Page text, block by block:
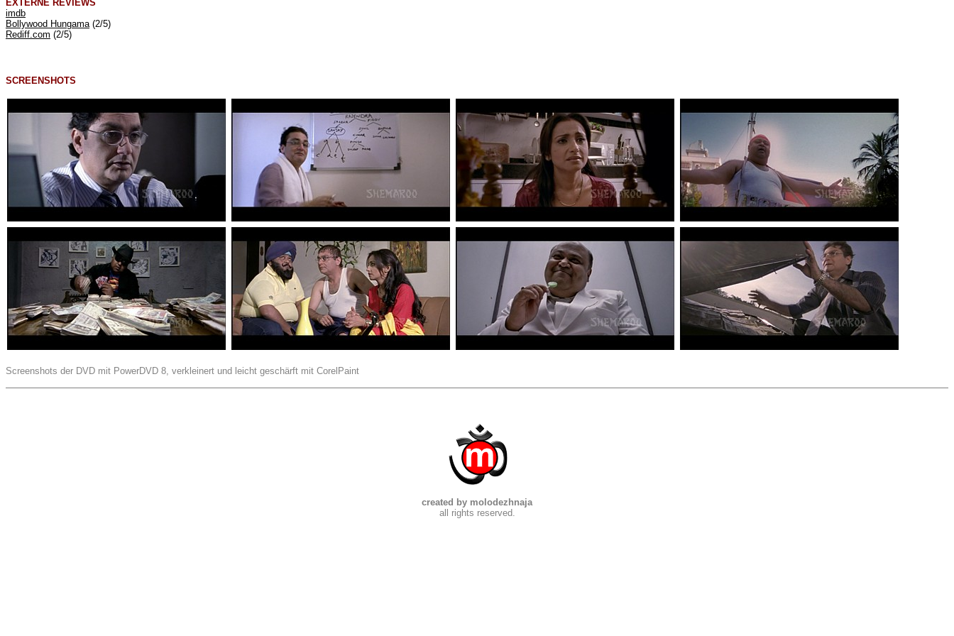
EXTERNE REVIEWS
imdb
Bollywood Hungama(2/5)
Rediff.com (2/5)
SCREENSHOTS
Screenshots der DVD mit PowerDVD 8, verkleinert und leicht geschärft mit CorelPaint
created by molodezhnaja
all rights reserved.